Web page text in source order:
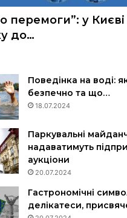
перемоги”: у
до…
Поведінка на воді:
безпечно та що…
18.07.2024
Паркувальні
надаватимуть
аукціони
20.07.2024
Гастрономічні
делікатеси,